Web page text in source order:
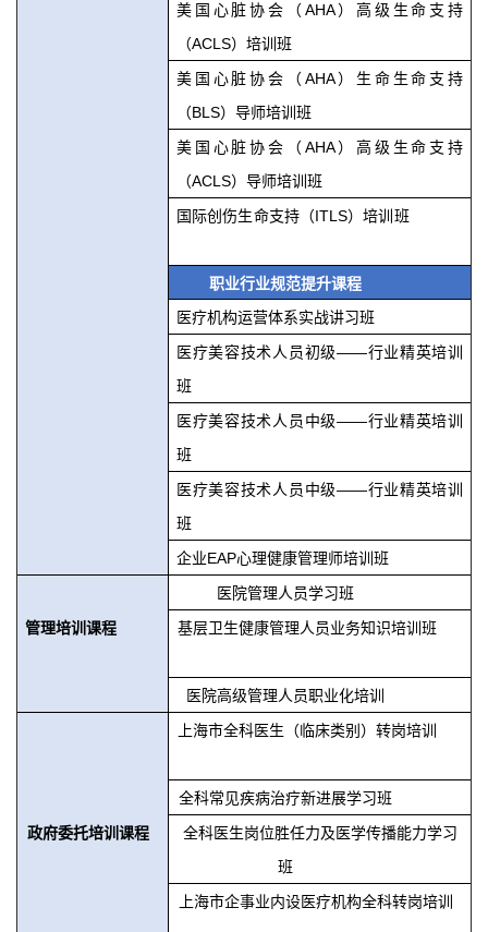
美国心脏协会（AHA）高级生命支持
（ACLS）培训班
美国心脏协会（AHA）生命生命支持
（BLS）导师培训班
美国心脏协会（AHA）高级生命支持
（ACLS）导师培训班
国际创伤生命支持（ITLS）培训班
职业行业规范提升课程
医疗机构运营体系实战讲习班
医疗美容技术人员初级——行业精英培训
班
医疗美容技术人员中级——行业精英培训
班
医疗美容技术人员中级——行业精英培训
班
企业EAP心理健康管理师培训班
管理培训课程
医院管理人员学习班
基层卫生健康管理人员业务知识培训班
医院高级管理人员职业化培训
政府委托培训课程
上海市全科医生（临床类别）转岗培训
全科常见疾病治疗新进展学习班
全科医生岗位胜任力及医学传播能力学习
班
上海市企事业内设医疗机构全科转岗培训